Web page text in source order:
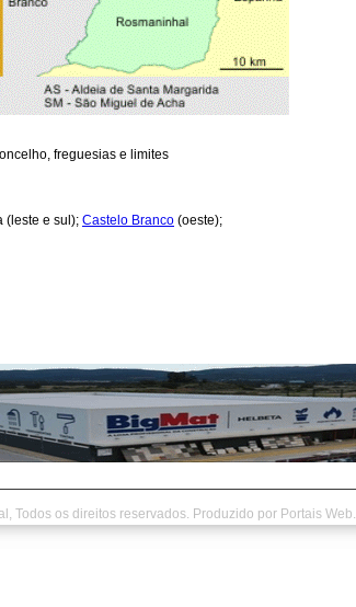
freguesias e limites
(leste e sul); Castelo Branco (oeste);
Todos os direitos reservados. Produzido por Portais Web.